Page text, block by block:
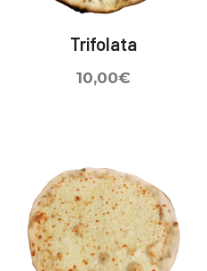
Trifolata
10,00€